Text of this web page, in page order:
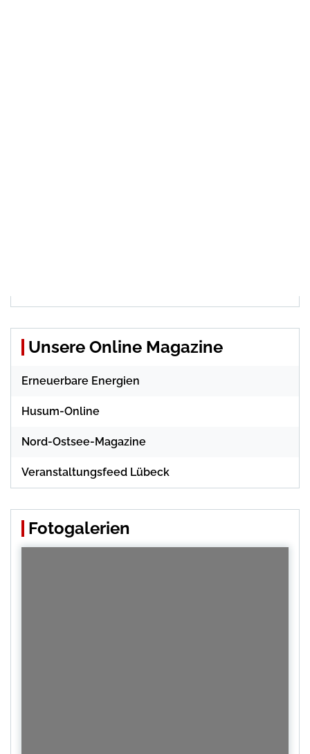
Unsere Online Magazine
Erneuerbare Energien
Husum-Online
Nord-Ostsee-Magazine
Veranstaltungsfeed Lübeck
Fotogalerien